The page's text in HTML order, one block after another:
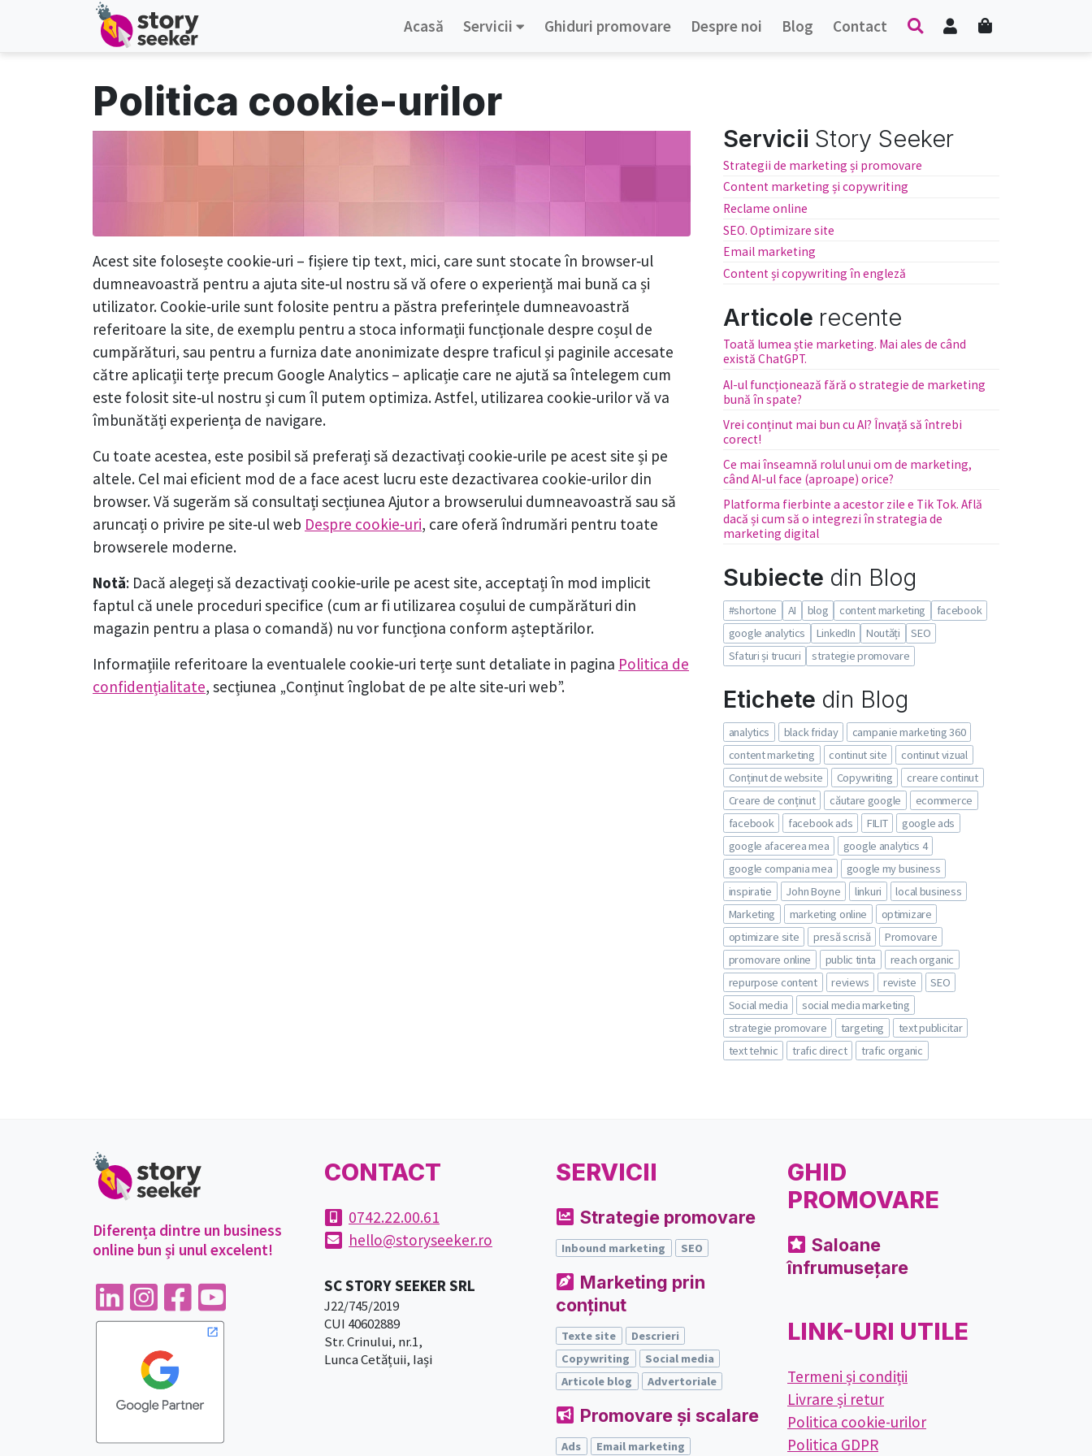
Acasă Servicii Ghiduri promovare Despre noi Blog
Contact
Contul meu
Cart
Politica cookie-urilor
Acest site folosește cookie‑uri – fișiere tip text, mici, care sunt stocate în browser‑ul
dumneavoastră pentru a ajuta site‑ul nostru să vă ofere o experiență mai bună ca și
utilizator. Cookie‑urile sunt folosite pentru a păstra preferințele dumneavoastră
referitoare la site, de exemplu pentru a stoca informații funcționale despre coșul de
cumpărături, sau pentru a furniza date anonimizate despre traficul și paginile accesate
către aplicații terțe precum Google Analytics – aplicație care ne ajută sa întelegem cum
este folosit site‑ul nostru și cum îl putem optimiza. Astfel, utilizarea cookie‑urilor vă va
îmbunătăți experiența de navigare.
Cu toate acestea, este posibil să preferați să dezactivați cookie‑urile pe acest site și pe
altele. Cel mai eficient mod de a face acest lucru este dezactivarea cookie‑urilor din
browser. Vă sugerăm să consultați secțiunea Ajutor a browserului dumneavoastră sau să
aruncați o privire pe site‑ul web Despre cookie‑uri, care oferă îndrumări pentru toate
browserele moderne.
Notă: Dacă alegeți să dezactivați cookie‑urile pe acest site, acceptați în mod implicit
faptul că unele proceduri specifice (cum ar fi utilizarea coșului de cumpărături din
magazin pentru a plasa o comandă) nu vor funcționa conform așteptărilor.
Informațiile referitoare la eventualele cookie‑uri terțe sunt detaliate in pagina Politica de
confidențialitate, secțiunea „Conținut înglobat de pe alte site‑uri web”.
Servicii Story Seeker
Strategii de marketing și promovare
Content marketing și copywriting
Reclame online
SEO. Optimizare site
Email marketing
Content și copywriting în engleză
Articole recente
Toată lumea știe marketing. Mai ales de când
există ChatGPT.
AI-ul funcționează fără o strategie de marketing
bună în spate?
Vrei conținut mai bun cu AI? Învață să întrebi
corect!
Ce mai înseamnă rolul unui om de marketing,
când AI-ul face (aproape) orice?
Platforma fierbinte a acestor zile e Tik Tok. Află
dacă și cum să o integrezi în strategia de
marketing digital
Subiecte din Blog
#shortone AI blog content marketing
facebook
google analytics
LinkedIn Noutăți
SEO
Sfaturi și trucuri
strategie promovare
Etichete din Blog
analytics black friday
campanie marketing 360
content marketing
continut site
continut vizual
Conținut de website
Copywriting
creare continut
Creare de conținut
căutare google
ecommerce
facebook
facebook ads FILIT
google ads
google afacerea mea
google analytics 4
google compania mea
google my business
inspiratie
John Boyne linkuri
local business
Marketing
marketing online
optimizare
optimizare site
presă scrisă
Promovare
promovare online
public tinta
reach organic
repurpose content
reviews reviste
SEO
Social media
social media marketing
strategie promovare
targeting
text publicitar
text tehnic
trafic direct trafic organic
Diferența dintre un business
online bun și unul excelent!
CONTACT
0742.22.00.61
hello@storyseeker.ro
SC STORY SEEKER SRL
J22/745/2019
CUI 40602889
Str. Crinului, nr.1,
Lunca Cetățuii, Iași
SERVICII
Strategie promovare
Inbound marketing SEO
Marketing prin
conținut
Texte site
Descrieri
Copywriting
Social media
Articole blog
Advertoriale
Promovare și scalare
Ads Email marketing
GHID
PROMOVARE
Saloane
înfrumusețare
LINK-URI UTILE
Termeni și condiții
Livrare și retur
Politica cookie-urilor
Politica GDPR